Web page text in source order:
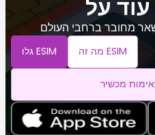
מחובר ברחבי העולם
גלו ESIM מה זה ESIM
מכשיר